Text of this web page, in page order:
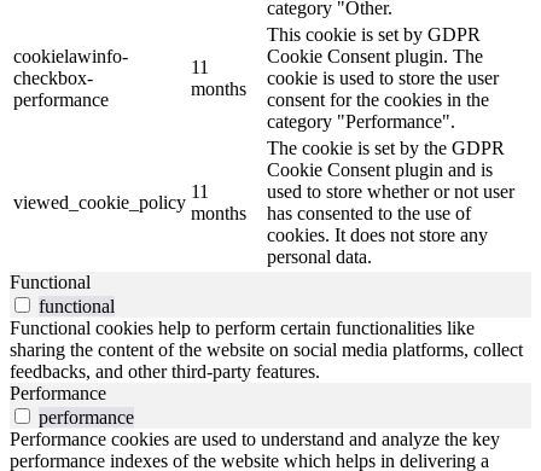
category "Other.
cookielawinfo-
checkbox-
performance
11
months
This cookie is set by GDPR
Cookie Consent plugin. The
cookie is used to store the user
consent for the cookies in the
category "Performance".
viewed_cookie_policy
11
months
The cookie is set by the GDPR
Cookie Consent plugin and is
used to store whether or not user
has consented to the use of
cookies. It does not store any
personal data.
Functional
functional
Functional cookies help to perform certain functionalities like
sharing the content of the website on social media platforms, collect
feedbacks, and other third-party features.
Performance
performance
Performance cookies are used to understand and analyze the key
performance indexes of the website which helps in delivering a